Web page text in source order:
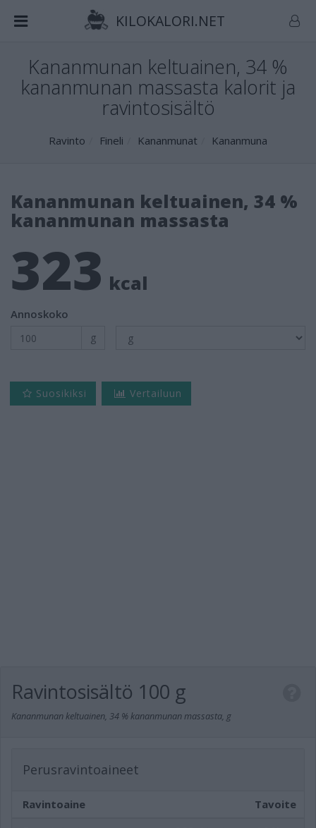
KILOKALORI.NET
Kananmunan keltuainen, 34 %
kananmunan massasta kalorit ja
ravintosisältö
Ravinto Fineli Kananmunat Kananmuna
Kananmunan keltuainen, 34 %
kananmunan massasta
323 kcal
Annoskoko
g
Suosikiksi Vertailuun
Ravintosisältö 100 g
Kananmunan keltuainen, 34 % kananmunan massasta, g
Perusravintoaineet
Ravintoaine
Tavoite